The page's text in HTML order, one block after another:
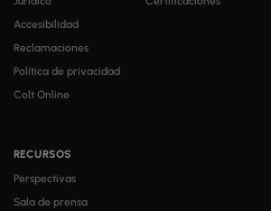
RECURSOS
Perspectivas
Sala de prensa
Accesibilidad
Reclamaciones
Política de privacidad
Colt Online